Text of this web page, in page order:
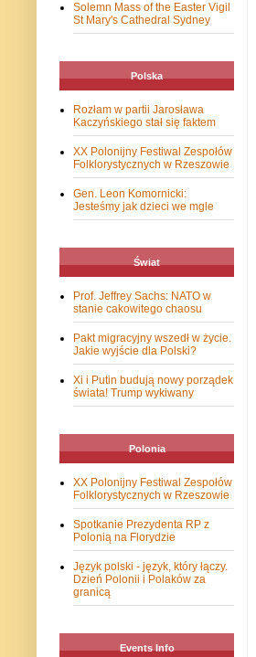
Solemn Mass of the Easter Vigil
St Mary's Cathedral Sydney
Polska
Rozłam w partii Jarosława
Kaczyńskiego stał się faktem
XX Polonijny Festiwal Zespołów
Folklorystycznych w Rzeszowie
Gen. Leon Komornicki:
Jesteśmy jak dzieci we mgle
Świat
Prof. Jeffrey Sachs: NATO w
stanie cakowitego chaosu
Pakt migracyjny wszedł w życie.
Jakie wyjście dla Polski?
Xi i Putin budują nowy porządek
świata! Trump wykiwany
Polonia
XX Polonijny Festiwal Zespołów
Folklorystycznych w Rzeszowie
Spotkanie Prezydenta RP z
Polonią na Florydzie
Język polski - język, który łączy.
Dzień Polonii i Polaków za
granicą
Events Info